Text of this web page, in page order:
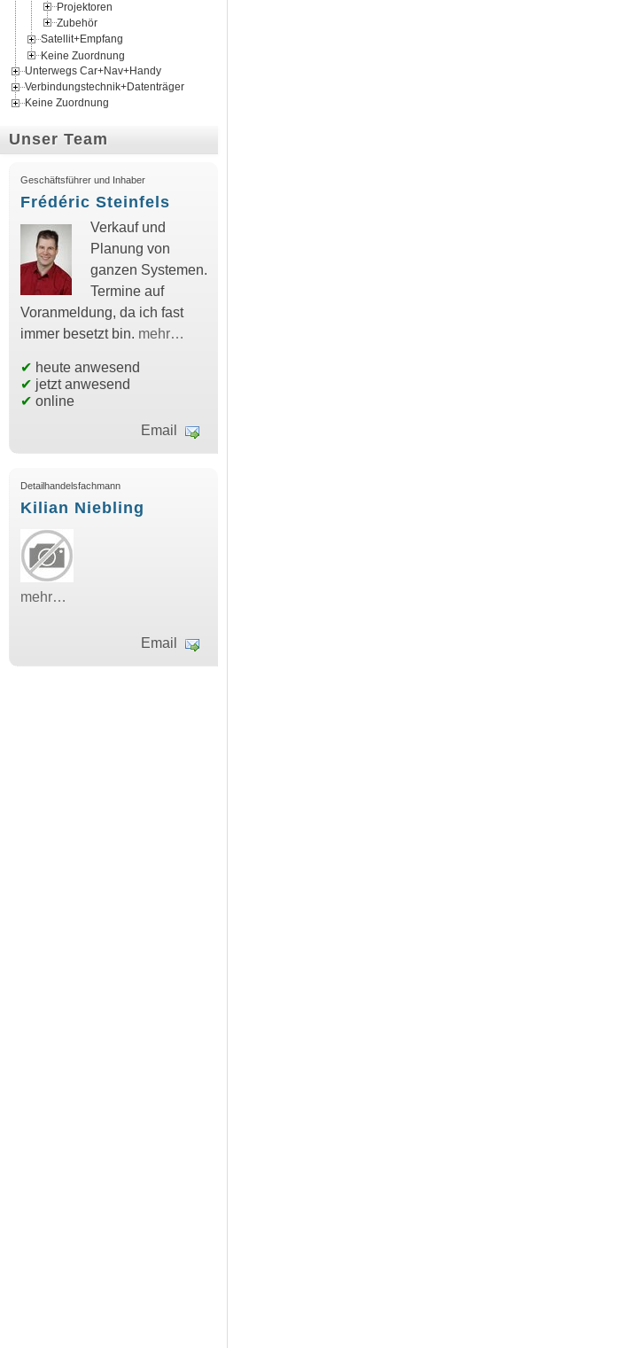
Projektoren
Zubehör
Satellit+Empfang
Keine Zuordnung
Unterwegs Car+Nav+Handy
Verbindungstechnik+Datenträger
Keine Zuordnung
Unser Team
Geschäftsführer und Inhaber
Frédéric Steinfels
Verkauf und
Planung von
ganzen Systemen.
Termine auf
Voranmeldung, da ich fast
immer besetzt bin. mehr…
✔ heute anwesend
✔ jetzt anwesend
✔ online
Email
Detailhandelsfachmann
Kilian Niebling
mehr…
Email